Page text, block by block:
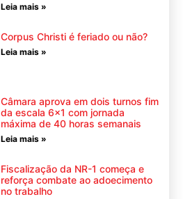
Leia mais »
Corpus Christi é feriado ou não?
Leia mais »
Câmara aprova em dois turnos fim
da escala 6×1 com jornada
máxima de 40 horas semanais
Leia mais »
Fiscalização da NR-1 começa e
reforça combate ao adoecimento
no trabalho